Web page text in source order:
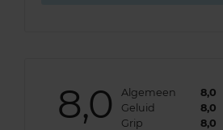
8,0 Algemeen
8,0
Geluid
8,0
Grip
8,0